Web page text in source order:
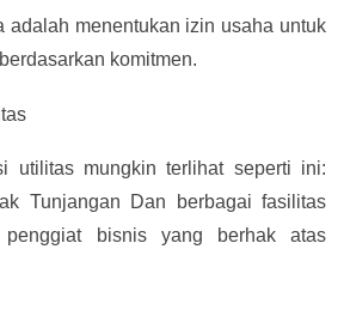
adalah menentukan izin usaha untuk
komitmen.
utilitas mungkin terlihat seperti ini:
Tunjangan Dan berbagai fasilitas
bisnis yang berhak atas